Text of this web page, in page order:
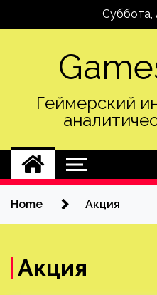
Суббота,
Геймерский
Home Акция
Акция